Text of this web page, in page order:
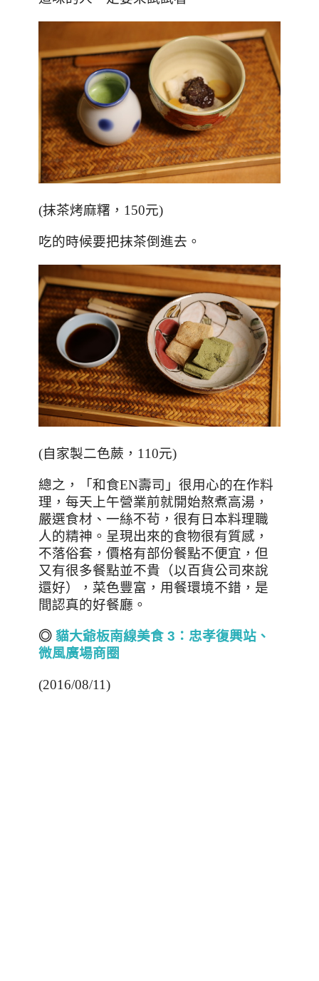
(抹茶烤麻糬， 150元)
吃的時候要把抹茶倒進去。
(自家製二色蕨， 110元)
總之，「和食EN壽司」很用心的在作料
理，每天上午營業前就開始熬煮高湯，
嚴選食材、一絲不茍，很有日本料理職
人的精神。呈現出來的食物很有質感，
不落俗套，價格有部份餐點不便宜，但
又有很多餐點並不貴（以百貨公司來說
還好），菜色豐富，用餐環境不錯，是
間認真的好餐廳。
◎ 貓大爺板南線美食 3 ：忠孝復興站、
微風廣場商圈
(2016/08/11)